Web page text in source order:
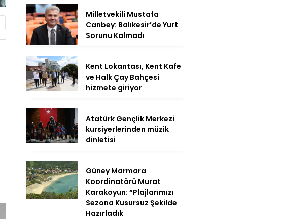
Milletvekili Mustafa
Canbey: Balıkesir’de Yurt
Sorunu Kalmadı
Kent Lokantası, Kent Kafe
ve Halk Çay Bahçesi
hizmete giriyor
Atatürk Gençlik Merkezi
kursiyerlerinden müzik
dinletisi
Güney Marmara
Koordinatörü Murat
Karakoyun: “Plajlarımızı
Sezona Kusursuz Şekilde
Hazırladık